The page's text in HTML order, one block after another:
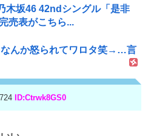
木坂46 42ndシングル「是非
売表がこちら...
なんか怒られてワロタ笑→…言
ID:Ctrwk8GS0